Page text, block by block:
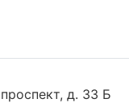
д. 33 Б